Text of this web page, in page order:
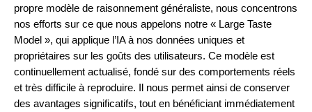
propre modèle de raisonnement généraliste, nous concentrons
nos efforts sur ce que nous appelons notre « Large Taste
Model », qui applique l’IA à nos données uniques et
propriétaires sur les goûts des utilisateurs. Ce modèle est
continuellement actualisé, fondé sur des comportements réels
et très difficile à reproduire. Il nous permet ainsi de conserver
des avantages significatifs, tout en bénéficiant immédiatement